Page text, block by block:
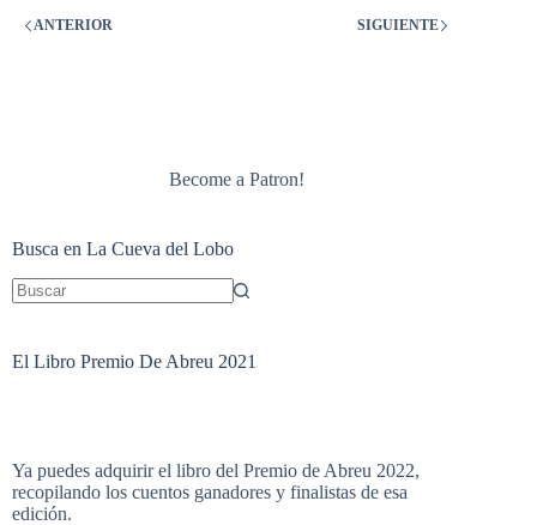
ANTERIOR SIGUIENTE
Become a Patron!
Busca en La Cueva del Lobo
El Libro Premio De Abreu 2021
Ya puedes adquirir el libro del Premio de Abreu 2022,
recopilando los cuentos ganadores y finalistas de esa
edición.